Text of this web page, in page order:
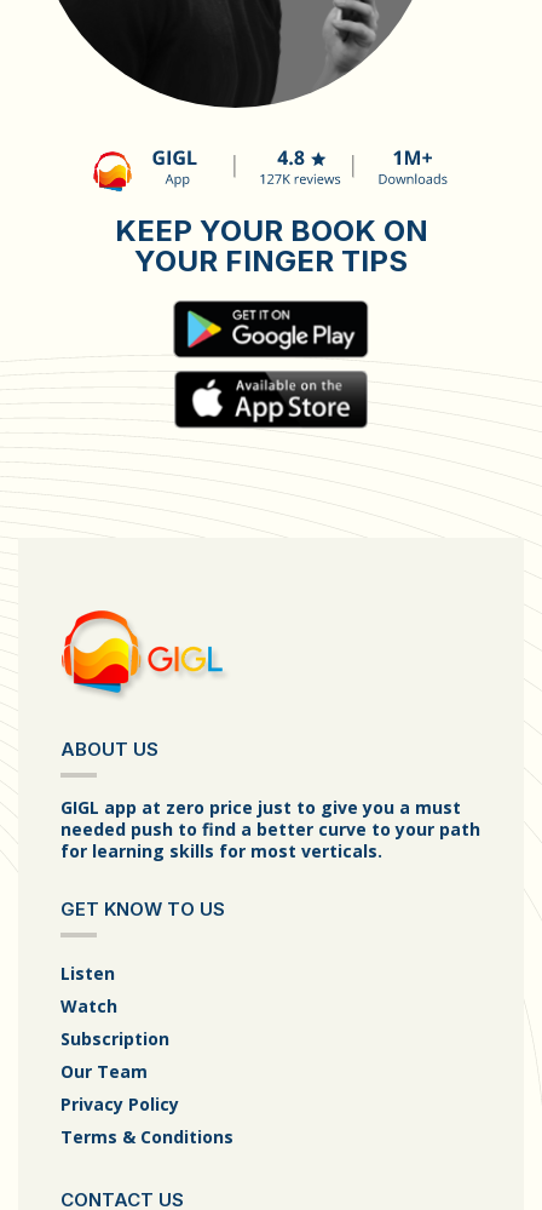
KEEP YOUR BOOK ON
YOUR FINGER TIPS
ABOUT US
GIGL app at zero price just to give you a must
needed push to find a better curve to your path
for learning skills for most verticals.
GET KNOW TO US
Listen
Watch
Subscription
Our Team
Privacy Policy
Terms & Conditions
CONTACT US